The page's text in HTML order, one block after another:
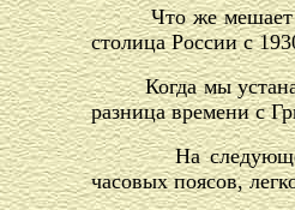
Что же мешает
столица России с
Когда мы
разница времени с
На следующей
часовых поясов,